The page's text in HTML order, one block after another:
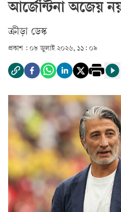
আর্জেন্টিনা অজেয়
ক্রীড়া ডেস্ক
প্রকাশ : ০৮ জুলাই ২০২৬, ১১: ০৯